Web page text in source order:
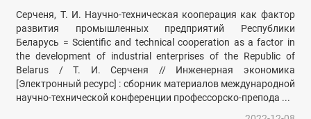
Серченя, Т. И. Научно-техническая кооперация как фактор
развития промышленных предприятий Республики
Беларусь = Scientific and technical cooperation as a factor in
the development of industrial enterprises of the Republic of
Belarus / Т. И. Серченя // Инженерная экономика
[Электронный ресурс] : сборник материалов международной
научно-технической конференции профессорско-препода ...